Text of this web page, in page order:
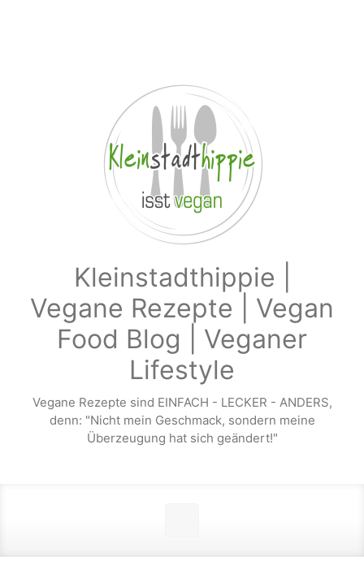
Kleinstadthippie |
Vegane Rezepte | Vegan
Food Blog | Veganer
Lifestyle
Vegane Rezepte sind EINFACH - LECKER - ANDERS,
denn: "Nicht mein Geschmack, sondern meine
Überzeugung hat sich geändert!"